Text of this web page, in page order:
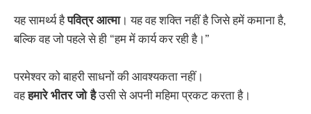
यह सामर्थ्य हैपवित्र आत्मा। यह वह शक्ति नहीं है जिसे हमें कमाना है,
बल्कि वह जो पहले से ही “हम में कार्य कर रही है।”
परमेश्वर को बाहरी साधनों की आवश्यकता नहीं।
वहहमारे भीतर जो हैउसी से अपनी महिमा प्रकट करता है।